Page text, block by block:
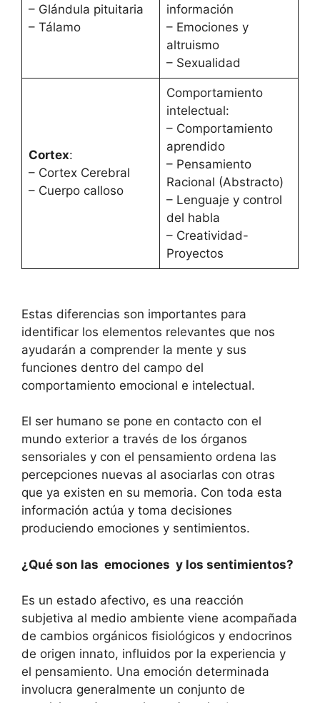
– Glándula pituitaria
– Tálamo
información
– Emociones y
altruismo
– Sexualidad
Cortex:
– Cortex Cerebral
– Cuerpo calloso
Comportamiento
intelectual:
– Comportamiento
aprendido
– Pensamiento
Racional (Abstracto)
– Lenguaje y control
del habla
– Creatividad-
Proyectos
Estas diferencias son importantes para
identificar los elementos relevantes que nos
ayudarán a comprender la mente y sus
funciones dentro del campo del
comportamiento emocional e intelectual.
El ser humano se pone en contacto con el
mundo exterior a través de los órganos
sensoriales y con el pensamiento ordena las
percepciones nuevas al asociarlas con otras
que ya existen en su memoria. Con toda esta
información actúa y toma decisiones
produciendo emociones y sentimientos.
¿Qué son las emociones y los sentimientos?
Es un estado afectivo, es una reacción
subjetiva al medio ambiente viene acompañada
de cambios orgánicos fisiológicos y endocrinos
de origen innato, influidos por la experiencia y
el pensamiento. Una emoción determinada
involucra generalmente un conjunto de